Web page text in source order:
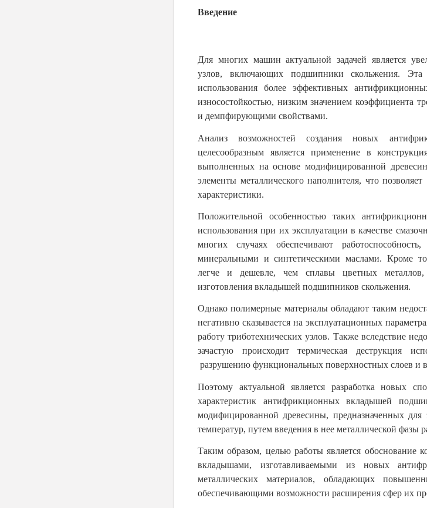
Введение
Для многих машин актуальной задачей является
узлов, включающих подшипники скольжения.
использования более эффективных
износостойкостью, низким значением коэффициента
и демпфирующими свойствами.
Анализ возможностей создания новых
целесообразным является применение в
выполненных на основе модифицированной
элементы металлического наполнителя, что
характеристики.
Положительной особенностью таких
использования при их эксплуатации в качестве
многих случаях обеспечивают
минеральными и синтетическими маслами. Кроме
легче и дешевле, чем сплавы цветных металлов,
изготовления вкладышей подшипников скольжения.
Однако полимерные материалы обладают таким
негативно сказывается на эксплуатационных
работу триботехнических узлов. Также вследствие
зачастую происходит термическая деструкция
разрушению функциональных поверхностных слоев и
Поэтому актуальной является разработка новых
характеристик антифрикционных вкладышей
модифицированной древесины, предназначенных
температур, путем введения в нее металлической фазы
Таким образом, целью работы является обоснование
вкладышами, изготавливаемыми из новых
металлических материалов, обладающих
обеспечивающими возможности расширения сфер их